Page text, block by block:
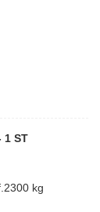
1 ST
kg